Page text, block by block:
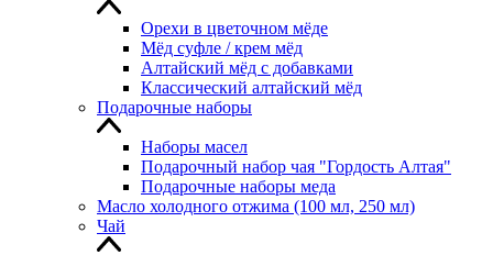
Орехи в цветочном мёде
Мёд суфле / крем мёд
Алтайский мёд с добавками
Классический алтайский мёд
Подарочные наборы
Наборы масел
Подарочный набор чая "Гордость Алтая"
Подарочные наборы меда
Масло холодного отжима (100 мл, 250 мл)
Чай